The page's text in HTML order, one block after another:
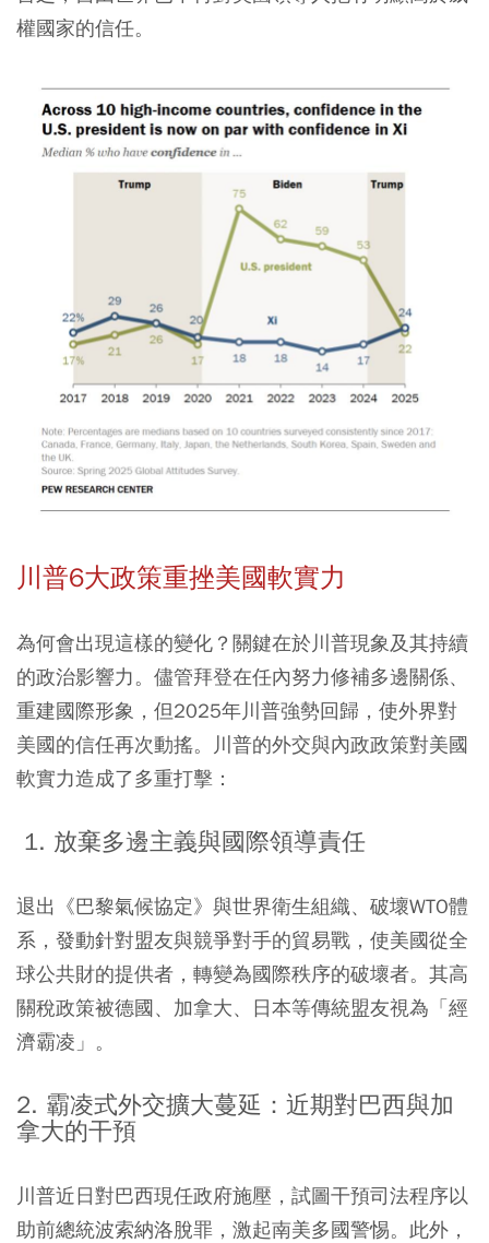
權國家的信任。
川普6大政策重挫美國軟實力
為何會出現這樣的變化？關鍵在於川普現象及其持續
的政治影響力。儘管拜登在任內努力修補多邊關係、
重建國際形象，但2025年川普強勢回歸，使外界對
美國的信任再次動搖。川普的外交與內政政策對美國
軟實力造成了多重打擊：
1. 放棄多邊主義與國際領導責任
退出《巴黎氣候協定》與世界衛生組織、破壞WTO體
系，發動針對盟友與競爭對手的貿易戰，使美國從全
球公共財的提供者，轉變為國際秩序的破壞者。其高
關稅政策被德國、加拿大、日本等傳統盟友視為「經
濟霸凌」。
2. 霸凌式外交擴大蔓延：近期對巴西與加
拿大的干預
川普近日對巴西現任政府施壓，試圖干預司法程序以
助前總統波索納洛脫罪，激起南美多國警惕。此外，